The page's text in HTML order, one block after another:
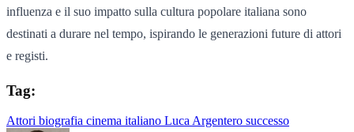
influenza e il suo impatto sulla cultura popolare italiana sono
destinati a durare nel tempo, ispirando le generazioni future di attori
e registi.
Tag:
Attori biografia cinema italiano Luca Argentero successo